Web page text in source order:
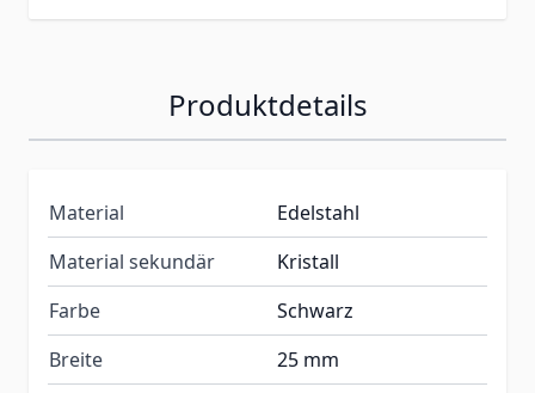
Produktdetails
Material
Edelstahl
Material sekundär
Kristall
Farbe
Schwarz
Breite
25 mm